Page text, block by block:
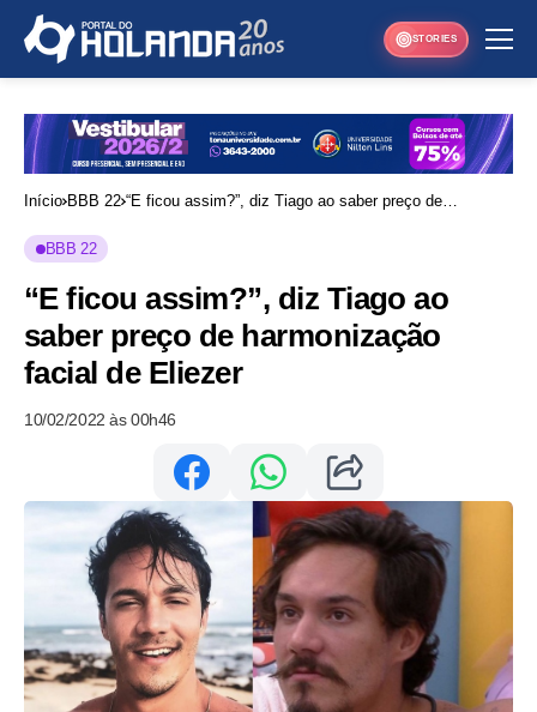
STORIES
Início BBB 22 “E ficou assim?”, diz Tiago ao saber preço de
BBB 22
“E ficou assim?”, diz Tiago ao
saber preço de harmonização
facial de Eliezer
10/02/2022 às 00h46